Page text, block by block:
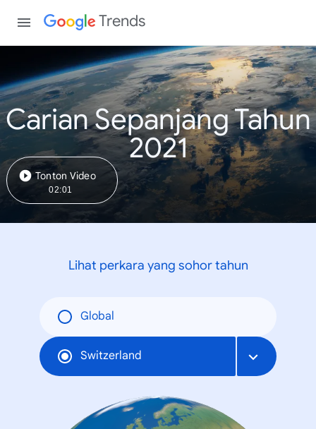
Trends
Carian Sepanjang Tahun
2021
Tonton Video
02:01
Lihat perkara yang sohor tahun
Global
Switzerland